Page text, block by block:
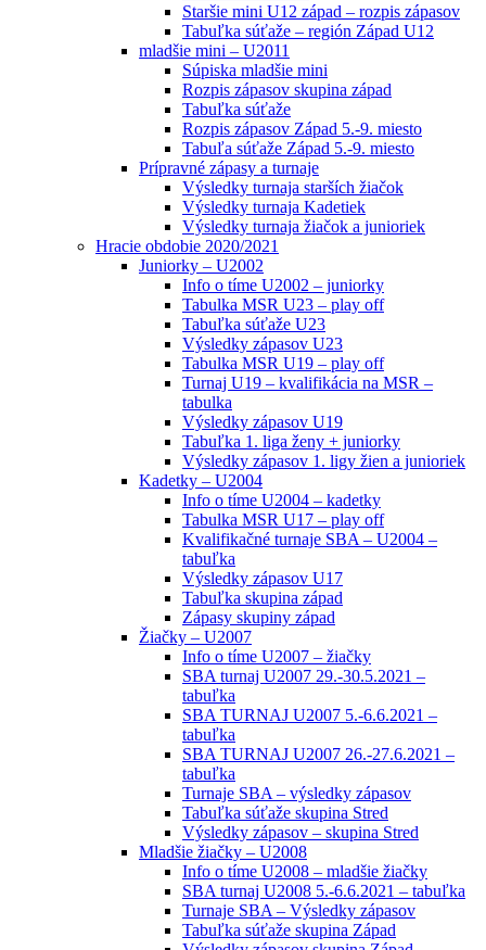
Staršie mini U12 západ – rozpis zápasov
Tabuľka súťaže – región Západ U12
mladšie mini – U2011
Súpiska mladšie mini
Rozpis zápasov skupina západ
Tabuľka súťaže
Rozpis zápasov Západ 5.-9. miesto
Tabuľa súťaže Západ 5.-9. miesto
Prípravné zápasy a turnaje
Výsledky turnaja starších žiačok
Výsledky turnaja Kadetiek
Výsledky turnaja žiačok a junioriek
Hracie obdobie 2020/2021
Juniorky – U2002
Info o tíme U2002 – juniorky
Tabulka MSR U23 – play off
Tabuľka súťaže U23
Výsledky zápasov U23
Tabulka MSR U19 – play off
Turnaj U19 – kvalifikácia na MSR –
tabulka
Výsledky zápasov U19
Tabuľka 1. liga ženy + juniorky
Výsledky zápasov 1. ligy žien a junioriek
Kadetky – U2004
Info o tíme U2004 – kadetky
Tabulka MSR U17 – play off
Kvalifikačné turnaje SBA – U2004 –
tabuľka
Výsledky zápasov U17
Tabuľka skupina západ
Zápasy skupiny západ
Žiačky – U2007
Info o tíme U2007 – žiačky
SBA turnaj U2007 29.-30.5.2021 –
tabuľka
SBA TURNAJ U2007 5.-6.6.2021 –
tabuľka
SBA TURNAJ U2007 26.-27.6.2021 –
tabuľka
Turnaje SBA – výsledky zápasov
Tabuľka súťaže skupina Stred
Výsledky zápasov – skupina Stred
Mladšie žiačky – U2008
Info o tíme U2008 – mladšie žiačky
SBA turnaj U2008 5.-6.6.2021 – tabuľka
Turnaje SBA – Výsledky zápasov
Tabuľka súťaže skupina Západ